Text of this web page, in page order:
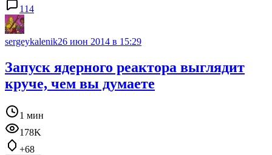
114
sergeykalenik26 июн 2014 в 15:29
Запуск ядерного реактора выглядит
круче, чем вы думаете
1 мин
178K
+68